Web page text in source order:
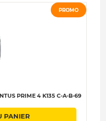
PROMO
PRIME 4 K135 C-A-B-69
PANIER